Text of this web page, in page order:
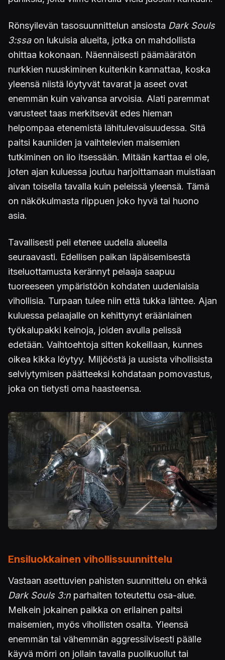
Rönsyilevän tasosuunnittelun ansiosta Dark Souls
3:ssaon lukuisia alueita, jotka on mahdollista
ohittaa kokonaan. Näennäisesti päämäärätön
nurkkien nuuskiminen kuitenkin kannattaa, koska
yleensä niistä löytyvät tavarat ja aseet ovat
enemmän kuin vaivansa arvoisia. Alati paremmat
varusteet taas merkitsevät edes hieman
helpompaa etenemistä lähitulevaisuudessa. Sitä
paitsi kauniiden ja vaihtelevien maisemien
tutkiminen on ilo itsessään. Mitään karttaa ei ole,
joten ajan kuluessa joutuu harjoittamaan muistiaan
aivan toisella tavalla kuin peleissä yleensä. Tämä
on näkökulmasta riippuen joko hyvä tai huono
asia.
Tavallisesti peli etenee uudella alueella
seuraavasti. Edellisen paikan läpäisemisestä
itseluottamusta kerännyt pelaaja saapuu
tuoreeseen ympäristöön kohdaten uudenlaisia
vihollisia. Turpaan tulee niin että tukka lähtee. Ajan
kuluessa pelaajalle on kehittynyt eräänlainen
työkalupakki keinoja, joiden avulla pelissä
edetään. Vaihtoehtoja sitten kokeillaan, kunnes
oikea kikka löytyy. Miljööstä ja uusista vihollisista
selviytymisen päätteeksi kohdataan pomovastus,
joka on tietysti oma haasteensa.
Kuva
Ensiluokkainen vihollissuunnittelu
Vastaan asettuvien pahisten suunnittelu on ehkä
Dark Souls 3:n parhaiten toteutettu osa-alue.
Melkein jokainen paikka on erilainen paitsi
maisemien, myös vihollisten osalta. Yleensä
enemmän tai vähemmän aggressiivisesti päälle
käyvä mörri on jollain tavalla puolikuollut tai